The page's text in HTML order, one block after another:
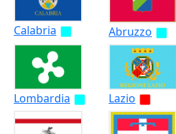
Calabria Abruzzo
Lombardia Lazio